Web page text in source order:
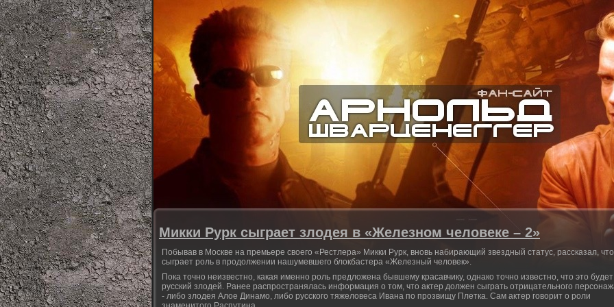
Микки Рурк сыграет злодея в «Железном человеке – 2»
Побывав в Москве на премьере своего «Рестлера» Микки Рурк, вновь набирающий звездный статус, рассказал, что
сыграет роль в продолжении нашумевшего блокбастера «Железный человек».
Пока точно неизвестно, какая именно роль предложена бывшему красавчику, однако точно известно, что это будет
русский злодей. Ранее распространялась информация о том, что актер должен сыграть отрицательного
- либо злодея Алое Динамо, либо русского тяжеловеса Ивана по прозвищу Плетка. Сам актер говорит о роли